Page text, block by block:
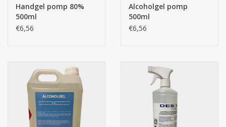
Handgel pomp 80%
500ml
€6,56
Alcoholgel pomp
500ml
€6,56